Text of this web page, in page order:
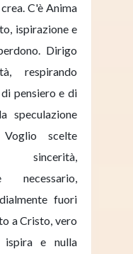
C'è Anima
ispirazione e
Dirigo
respirando
pensiero e di
speculazione
scelte
sincerità,
fuori
a Cristo, vero
ispira e nulla